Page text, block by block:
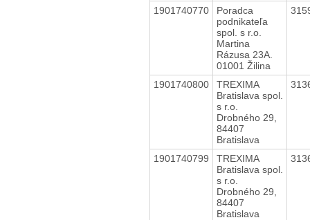
1901740770
Poradca
podnikateľa
spol. s r.o.
Martina
Rázusa 23A.
01001 Žilina
1901740800
TREXIMA
Bratislava spol.
s r.o.
Drobného 29,
84407
Bratislava
1901740799
TREXIMA
Bratislava spol.
s r.o.
Drobného 29,
84407
Bratislava